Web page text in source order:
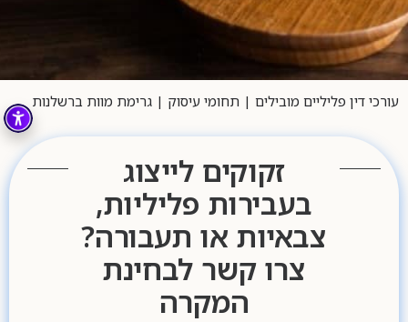
עורכי דין פליליים מובילים | תחומי עיסוק | גרימת מוות ברשלנות
זקוקים לייצוג
בעבירות פליליות,
צבאיות או תעבורה?
צרו קשר לבחינת
המקרה